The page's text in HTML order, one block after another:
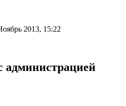
2013, 15:22
администрацией